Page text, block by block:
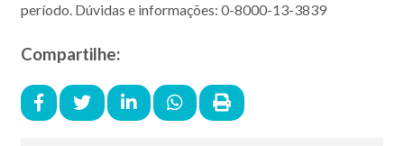
período. Dúvidas e informações: 0-8000-13-3839
Compartilhe: